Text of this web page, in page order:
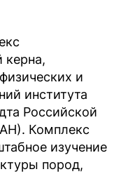
керна,
и
института
Российской
Комплекс
изучение
пород,